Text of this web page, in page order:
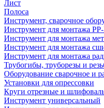
Лист
Полоса
Инструмент, сварочное
Инструмент для монтажа
Инструмент для монтажа
Инструмент для монтажа
Инструмент для монтажа
Трубогибы, труборезы и
Оборудование сварочное и
Установки для опрессовки
Круги отрезные и
Инструмент универсальный